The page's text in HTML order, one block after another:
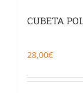
CUBETA
28,00€